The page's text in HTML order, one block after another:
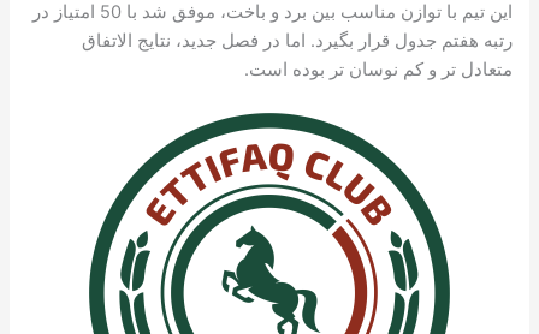
این تیم با توازن مناسب بین برد و باخت، موفق شد با 50 امتیاز در
رتبه هفتم جدول قرار بگیرد. اما در فصل جدید، نتایج الاتفاق
متعادل تر و کم نوسان تر بوده است.